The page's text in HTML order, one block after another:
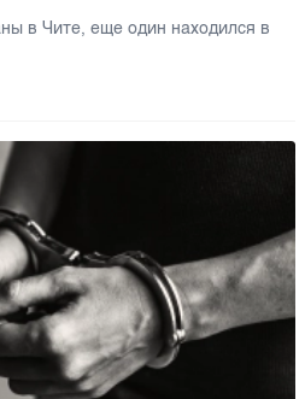
в Чите, еще один находился в